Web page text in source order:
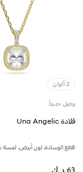
2 ألوان
وصل حديثاً
قلادة Una Angelic